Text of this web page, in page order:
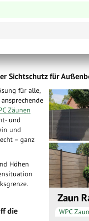
Sichtschutz für
Zaun
WPC
für alle,
Zäunen
und
und
– ganz
Höhen
die